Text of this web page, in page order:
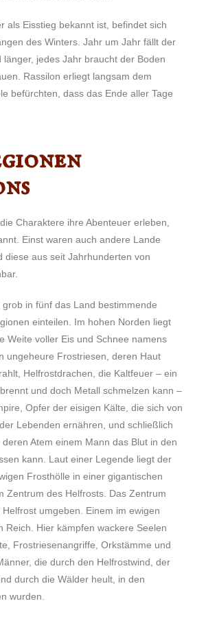
als Eisstieg bekannt ist, befindet sich
des Winters. Jahr um Jahr fällt der
länger, jedes Jahr braucht der Boden
Rassilon erliegt langsam dem
befürchten, dass das Ende aller Tage
Charaktere ihre Abenteuer erleben,
Einst waren auch andere Lande
diese aus seit Jahrhundertenvon
grob in fünf das Land bestimmende
einteilen. Im hohen Norden liegt
Weite voller Eis und Schnee namens
ungeheure Frostriesen, deren Haut
Helfrostdrachen, die Kaltfeuer – ein
und doch Metall schmelzen kann –
Opfer der eisigen Kälte, die sich von
Lebenden ernähren, und schließlich
Atem einem Mann das Blut in den
kann. Laut einer Legende liegt der
Frosthölle in einer gigantischen
Zentrum des Helfrosts. Das Zentrum
umgeben. Einem im ewigen
Reich. Hier kämpfen wackere Seelen
Frostriesenangriffe, Orkstämme und
die durch den Helfrostwind, der
durch die Wälder heult, in den
wurden.